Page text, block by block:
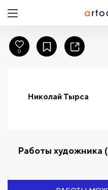
Николай Тырса
Работы художника
0